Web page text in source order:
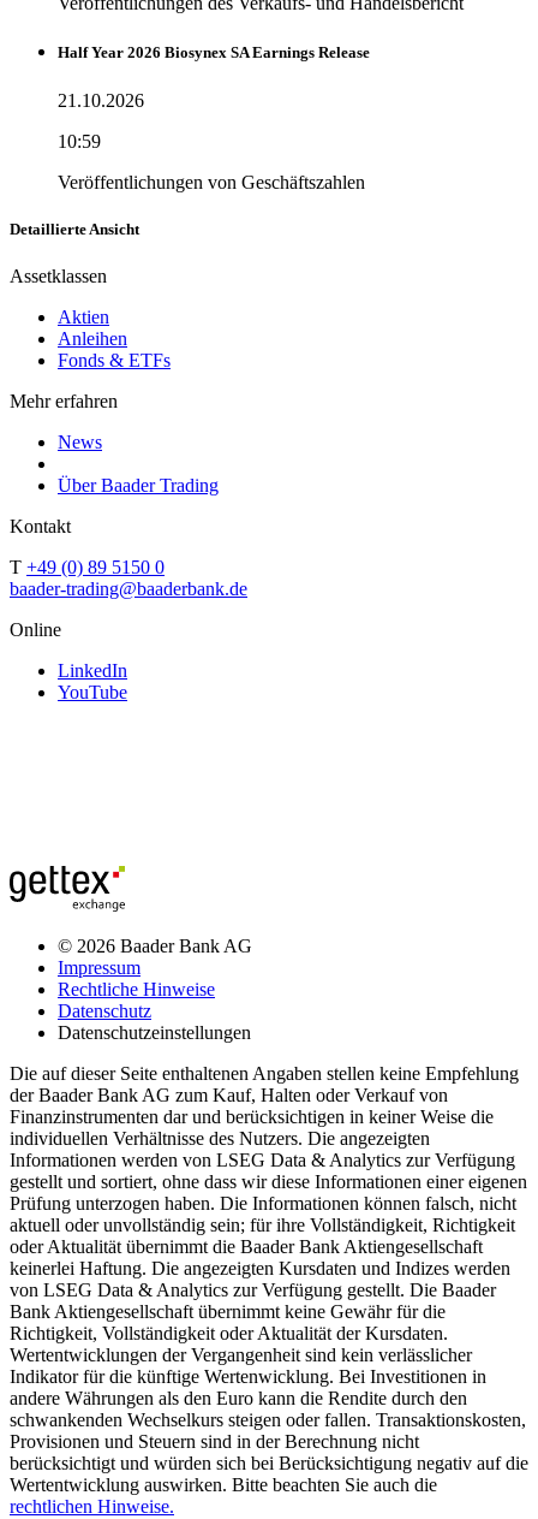
Half Year 2026 Biosynex SA Earnings Release
21.10.2026
10:59
Veröffentlichungen von Geschäftszahlen
Detaillierte Ansicht
Assetklassen
Aktien
Anleihen
Fonds & ETFs
Mehr erfahren
News
Über Baader Trading
Kontakt
T +49 (0) 89 5150 0
baader-trading@baaderbank.de
Online
LinkedIn
YouTube
© 2026 Baader Bank AG
Impressum
Rechtliche Hinweise
Datenschutz
Datenschutzeinstellungen
Die auf dieser Seite enthaltenen Angaben stellen keine Empfehlung
der Baader Bank AG zum Kauf, Halten oder Verkauf von
Finanzinstrumenten dar und berücksichtigen in keiner Weise die
individuellen Verhältnisse des Nutzers. Die angezeigten
Informationen werden von LSEG Data & Analytics zur Verfügung
gestellt und sortiert, ohne dass wir diese Informationen einer eigenen
Prüfung unterzogen haben. Die Informationen können falsch, nicht
aktuell oder unvollständig sein; für ihre Vollständigkeit, Richtigkeit
oder Aktualität übernimmt die Baader Bank Aktiengesellschaft
keinerlei Haftung. Die angezeigten Kursdaten und Indizes werden
von LSEG Data & Analytics zur Verfügung gestellt. Die Baader
Bank Aktiengesellschaft übernimmt keine Gewähr für die
Richtigkeit, Vollständigkeit oder Aktualität der Kursdaten.
Wertentwicklungen der Vergangenheit sind kein verlässlicher
Indikator für die künftige Wertenwicklung. Bei Investitionen in
andere Währungen als den Euro kann die Rendite durch den
schwankenden Wechselkurs steigen oder fallen. Transaktionskosten,
Provisionen und Steuern sind in der Berechnung nicht
berücksichtigt und würden sich bei Berücksichtigung negativ auf die
Wertentwicklung auswirken. Bitte beachten Sie auch die
rechtlichen Hinweise.